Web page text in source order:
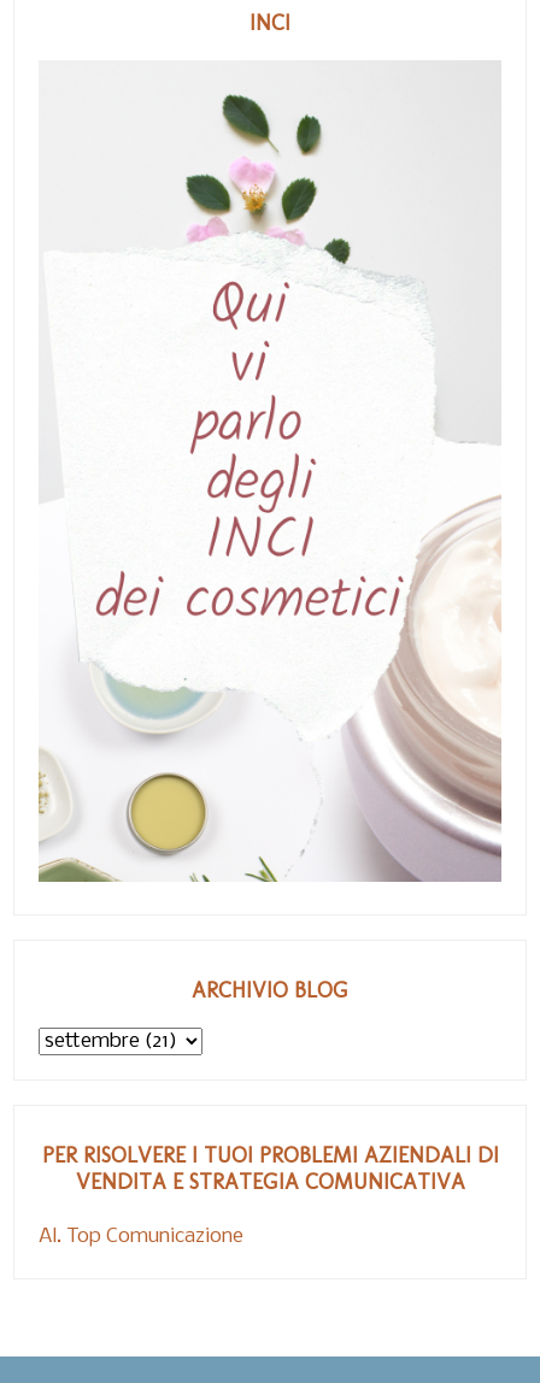
INCI
ARCHIVIO BLOG
PER RISOLVERE I TUOI PROBLEMI AZIENDALI DI
VENDITA E STRATEGIA COMUNICATIVA
Al. Top Comunicazione